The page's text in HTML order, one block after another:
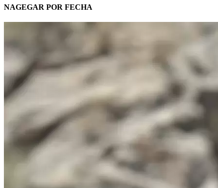
NAGEGAR POR FECHA